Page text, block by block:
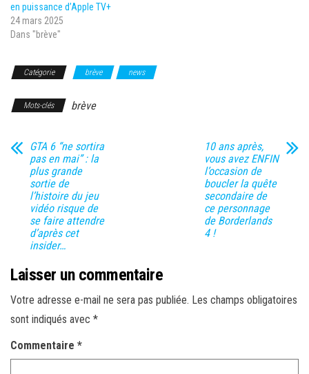
en puissance d’Apple TV+
24 mars 2025
Dans "brève"
Catégorie brève news
Mots-clés brève
GTA 6 “ne sortira
pas en mai” : la
plus grande
sortie de
l’histoire du jeu
vidéo risque de
se faire attendre
d’après cet
insider…
10 ans après,
vous avez ENFIN
l’occasion de
boucler la quête
secondaire de
ce personnage
de Borderlands
4 !
Laisser un commentaire
Votre adresse e-mail ne sera pas publiée. Les champs obligatoires
sont indiqués avec *
Commentaire *